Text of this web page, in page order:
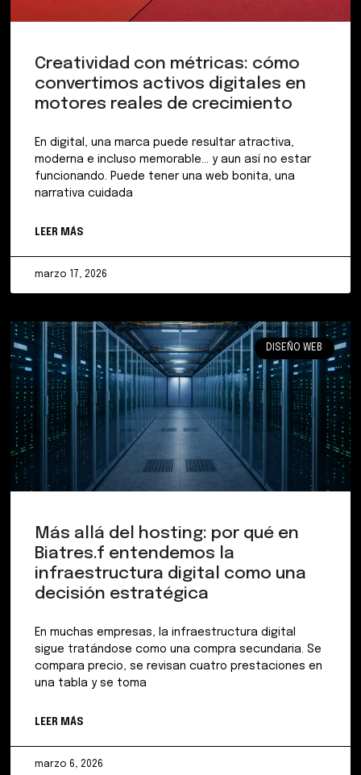
Creatividad con métricas: cómo
convertimos activos digitales en
motores reales de crecimiento
En digital, una marca puede resultar atractiva,
moderna e incluso memorable… y aun así no estar
funcionando. Puede tener una web bonita, una
narrativa cuidada
LEER MÁS
marzo 17, 2026
DISEÑO WEB
Más allá del hosting: por qué en
Biatres.f entendemos la
infraestructura digital como una
decisión estratégica
En muchas empresas, la infraestructura digital
sigue tratándose como una compra secundaria. Se
compara precio, se revisan cuatro prestaciones en
una tabla y se toma
LEER MÁS
marzo 6, 2026